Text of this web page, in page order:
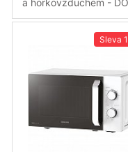
DO2334CG
Sleva